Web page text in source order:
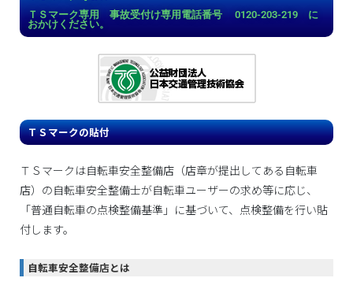
ＴＳマーク専用 事故受付け専用電話番号 0120-203-219 に
おかけください。
ＴＳマークの貼付
ＴＳマークは自転車安全整備店（店章が提出してある自転車
店）の自転車安全整備士が自転車ユーザーの求め等に応じ、
「普通自転車の点検整備基準」に基づいて、点検整備を行い貼
付します。
自転車安全整備店とは